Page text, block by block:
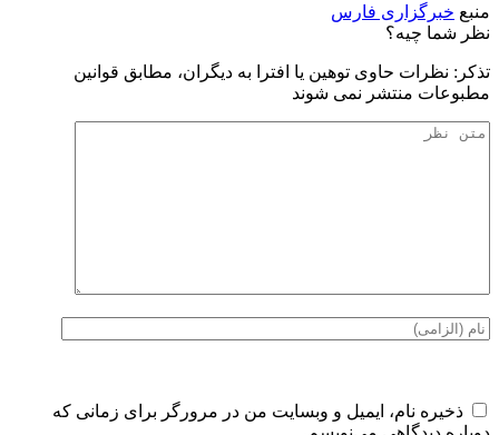
منبع خبرگزاری فارس
نظر شما چیه؟
تذكر: نظرات حاوی توهين يا افترا به ديگران، مطابق قوانين
مطبوعات منتشر نمی شوند
ذخیره نام، ایمیل و وبسایت من در مرورگر برای زمانی که